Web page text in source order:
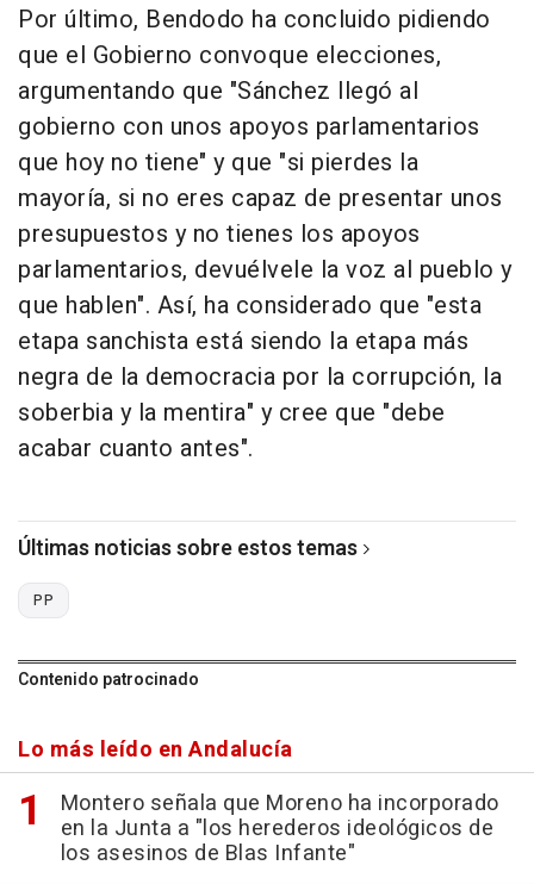
Por último, Bendodo ha concluido pidiendo
que el Gobierno convoque elecciones,
argumentando que "Sánchez llegó al
gobierno con unos apoyos parlamentarios
que hoy no tiene" y que "si pierdes la
mayoría, si no eres capaz de presentar unos
presupuestos y no tienes los apoyos
parlamentarios, devuélvele la voz al pueblo y
que hablen". Así, ha considerado que "esta
etapa sanchista está siendo la etapa más
negra de la democracia por la corrupción, la
soberbia y la mentira" y cree que "debe
acabar cuanto antes".
Últimas noticias sobre estos temas
PP
Contenido patrocinado
Lo más leído en Andalucía
Montero señala que Moreno ha incorporado
en la Junta a "los herederos ideológicos de
los asesinos de Blas Infante"